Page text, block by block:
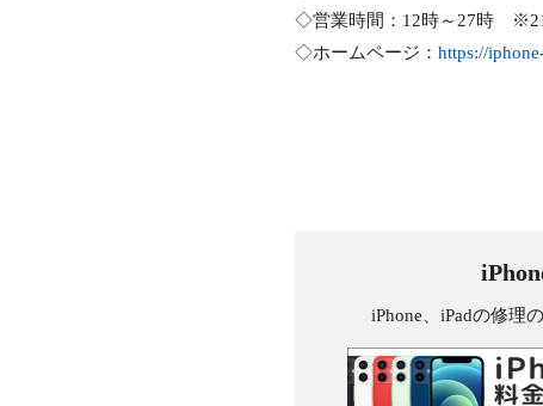
◇営業時間：12時～27時 ※21
◇ホームページ： https://
iPhone、iPadの修理